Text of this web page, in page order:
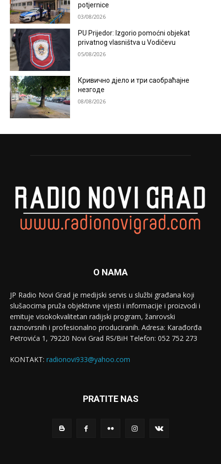
potjernice
03/08/2026
PU Prijedor: Izgorio pomoćni objekat
privatnog vlasništva u Vodičevu
05/08/2026
Кривично дјело и три саобраћајне
незгоде
08/08/2026
O NAMA
JP Radio Novi Grad je medijski servis u službi građana koji
slušaocima pruža objektivne vijesti i informacije i proizvodi i
emituje visokokvalitetan radijski program, žanrovski
raznovrsnih i profesionalno produciranih. Adresa: Кarađorđa
Petrovića 1, 79220 Novi Grad RS/BiH Telefon: 052 752 273
KONTAKT: radionovi933@yahoo.com
PRATITE NAS